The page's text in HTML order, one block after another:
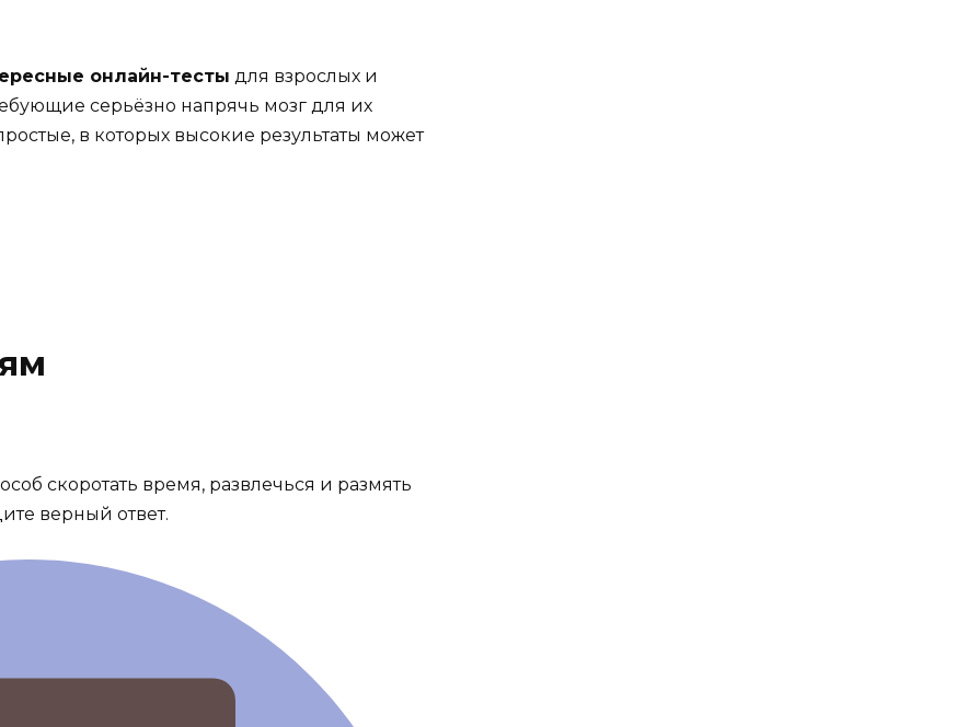
онлайн-тесты для взрослых и
серьёзно напрячь мозг для их
в которых высокие результаты может
скоротать время, развлечься и размять
верный ответ.